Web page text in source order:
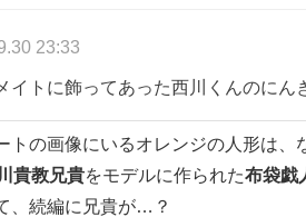
23:33
イトに飾ってあった西川くんのにん
トの画像にいるオレンジの人形は、
貴教兄貴をモデルに作られた布袋戯
、続編に兄貴が…？